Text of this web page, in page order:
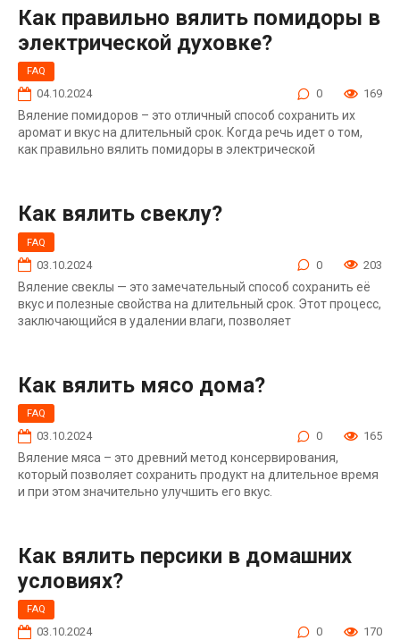
Как правильно вялить помидоры в
электрической духовке?
FAQ
04.10.2024 0 169
Вяление помидоров – это отличный способ сохранить их
аромат и вкус на длительный срок. Когда речь идет о том,
как правильно вялить помидоры в электрической
Как вялить свеклу?
FAQ
03.10.2024 0 203
Вяление свеклы — это замечательный способ сохранить её
вкус и полезные свойства на длительный срок. Этот процесс,
заключающийся в удалении влаги, позволяет
Как вялить мясо дома?
FAQ
03.10.2024 0 165
Вяление мяса – это древний метод консервирования,
который позволяет сохранить продукт на длительное время
и при этом значительно улучшить его вкус.
Как вялить персики в домашних
условиях?
FAQ
03.10.2024 0 170